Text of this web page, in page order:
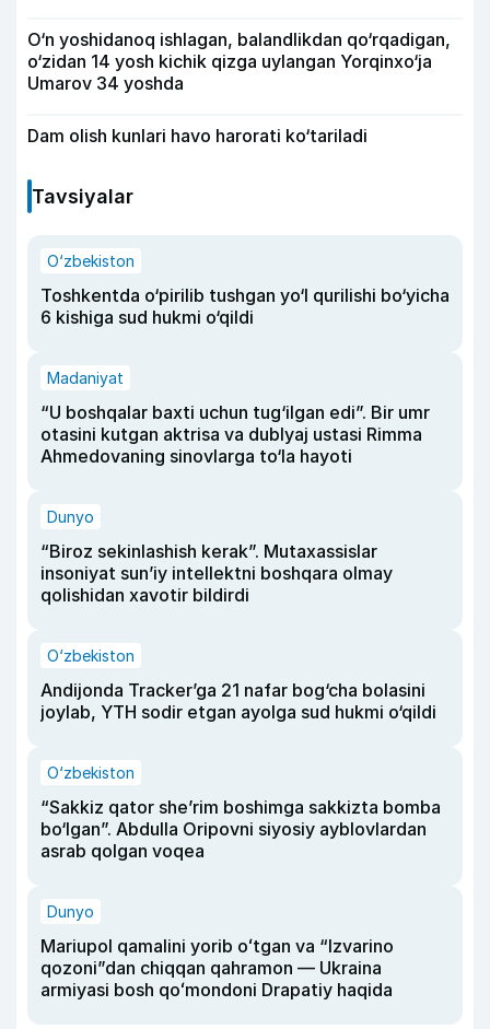
O‘n yoshidanoq ishlagan, balandlikdan qo‘rqadigan,
o‘zidan 14 yosh kichik qizga uylangan Yorqinxo‘ja
Umarov 34 yoshda
Dam olish kunlari havo harorati ko‘tariladi
Tavsiyalar
O‘zbekiston
Toshkentda o‘pirilib tushgan yo‘l qurilishi bo‘yicha
6 kishiga sud hukmi o‘qildi
Madaniyat
“U boshqalar baxti uchun tug‘ilgan edi”. Bir umr
otasini kutgan aktrisa va dublyaj ustasi Rimma
Ahmedovaning sinovlarga to‘la hayoti
Dunyo
“Biroz sekinlashish kerak”. Mutaxassislar
insoniyat sun’iy intellektni boshqara olmay
qolishidan xavotir bildirdi
O‘zbekiston
Andijonda Tracker’ga 21 nafar bog‘cha bolasini
joylab, YTH sodir etgan ayolga sud hukmi o‘qildi
O‘zbekiston
“Sakkiz qator she’rim boshimga sakkizta bomba
bo‘lgan”. Abdulla Oripovni siyosiy ayblovlardan
asrab qolgan voqea
Dunyo
Mariupol qamalini yorib oʻtgan va “Izvarino
qozoni”dan chiqqan qahramon — Ukraina
armiyasi bosh qoʻmondoni Drapatiy haqida